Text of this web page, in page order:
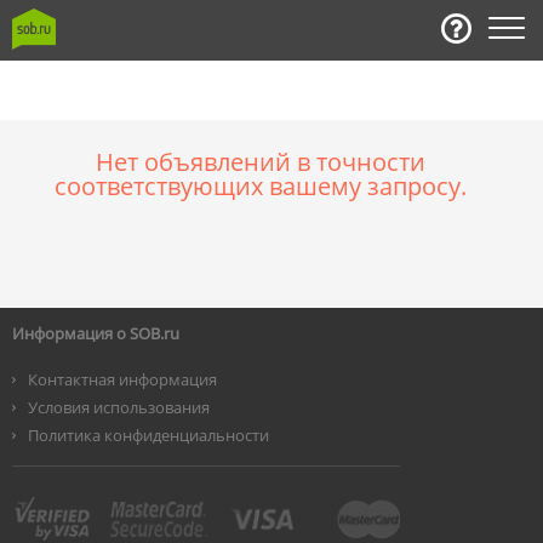
Нет объявлений в точности
соответствующих вашему запросу.
Информация о SOB.ru
Контактная информация
Условия использования
Политика конфиденциальности